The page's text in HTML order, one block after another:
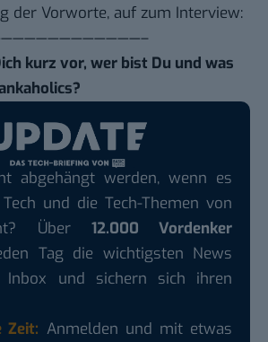
der Vorworte, auf zum Interview:
kurz vor, wer bist Du und was
abgehängt werden, wenn es
und die Tech-Themen von
Über 12.000 Vordenker
Tag die wichtigsten News
und sichern sich ihren
Zeit: Anmelden und mit etwas